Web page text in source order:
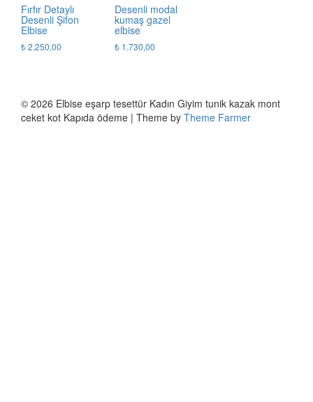
Fırfır Detaylı
Desenli Şifon
Elbise
₺2.250,00
Desenli modal
kumaş gazel
elbise
₺ 1.730,00
© 2026 Elbise eşarp tesettür Kadın Giyim tunik kazak mont
ceket kot Kapıda ödeme | Theme by Theme Farmer